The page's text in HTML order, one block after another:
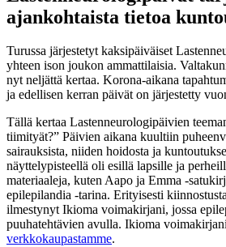
ajankohtaista tietoa
Turussa järjestetyt kaksipäiväiset
yhteen ison joukon ammattilaisia.
nyt neljättä kertaa. Korona-aikana
ja edellisen kerran päivät on järjestetty
Tällä kertaa Lastenneurologipäivien
tiimityät?” Päivien aikana kuultiin
sairauksista, niiden hoidosta ja
näyttelypisteellä oli esillä lapsille ja
materiaaleja, kuten Aapo ja Emma -
epilepilandia -tarina. Erityisesti
ilmestynyt Ikioma voimakirjani, jossa
puuhatehtävien avulla. Ikioma
verkkokaupastamme.